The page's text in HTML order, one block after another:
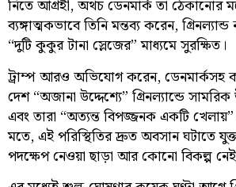
নিতে আগ্রহী, অথচ ডেনমার্ক তা ঠেকানোর
ব্যঙ্গাত্মকভাবে তিনি মন্তব্য করেন, গ্রিনল্যান্ড
“দুটি কুকুর টানা স্লেজের” মাধ্যমে সুরক্ষিত।
ট্রাম্প আরও অভিযোগ করেন, ডেনমার্কসহ
দেশ “অজানা উদ্দেশ্যে” গ্রিনল্যান্ডে
এবং তারা “অত্যন্ত বিপজ্জনক একটি
মতে, এই পরিস্থিতির দ্রুত অবসান ঘটাতে
পদক্ষেপ নেওয়া ছাড়া আর কোনো বিকল্প